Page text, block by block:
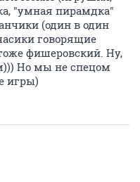
"умная пирамдка"
(один в один
говорящие
фишеровский. Ну,
Но мы не спецом
игры)